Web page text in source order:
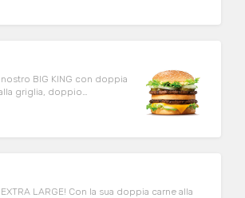
nostro BIG KING con doppia
griglia, doppio
EXTRA LARGE! Con la sua doppia carne alla